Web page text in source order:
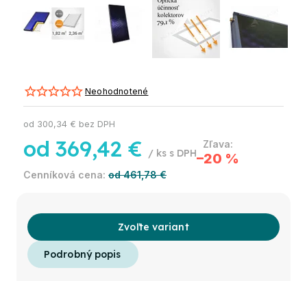
Neohodnotené
od 461,78 €
–20 %
od 369,42 € / ks
od 300,34 € bez DPH
Zvoľte variant